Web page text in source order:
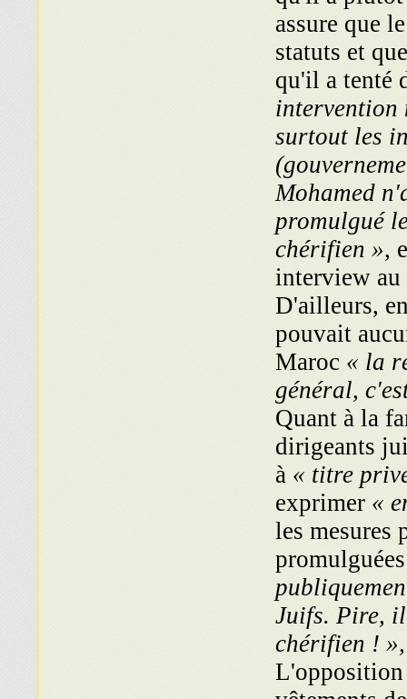
assure que
statuts et
qu'il a tenté
intervention
surtout les
Mohamed
promulgué
chérifien »,
interview
D'ailleurs,
pouvait
Maroc « la
général,
Quant à la
dirigeants
à « titre
exprimer «
les mesures
Juifs. Pire,
chérifien !
L'opposition